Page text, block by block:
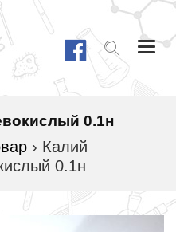
0.1н
› Калий
0.1н